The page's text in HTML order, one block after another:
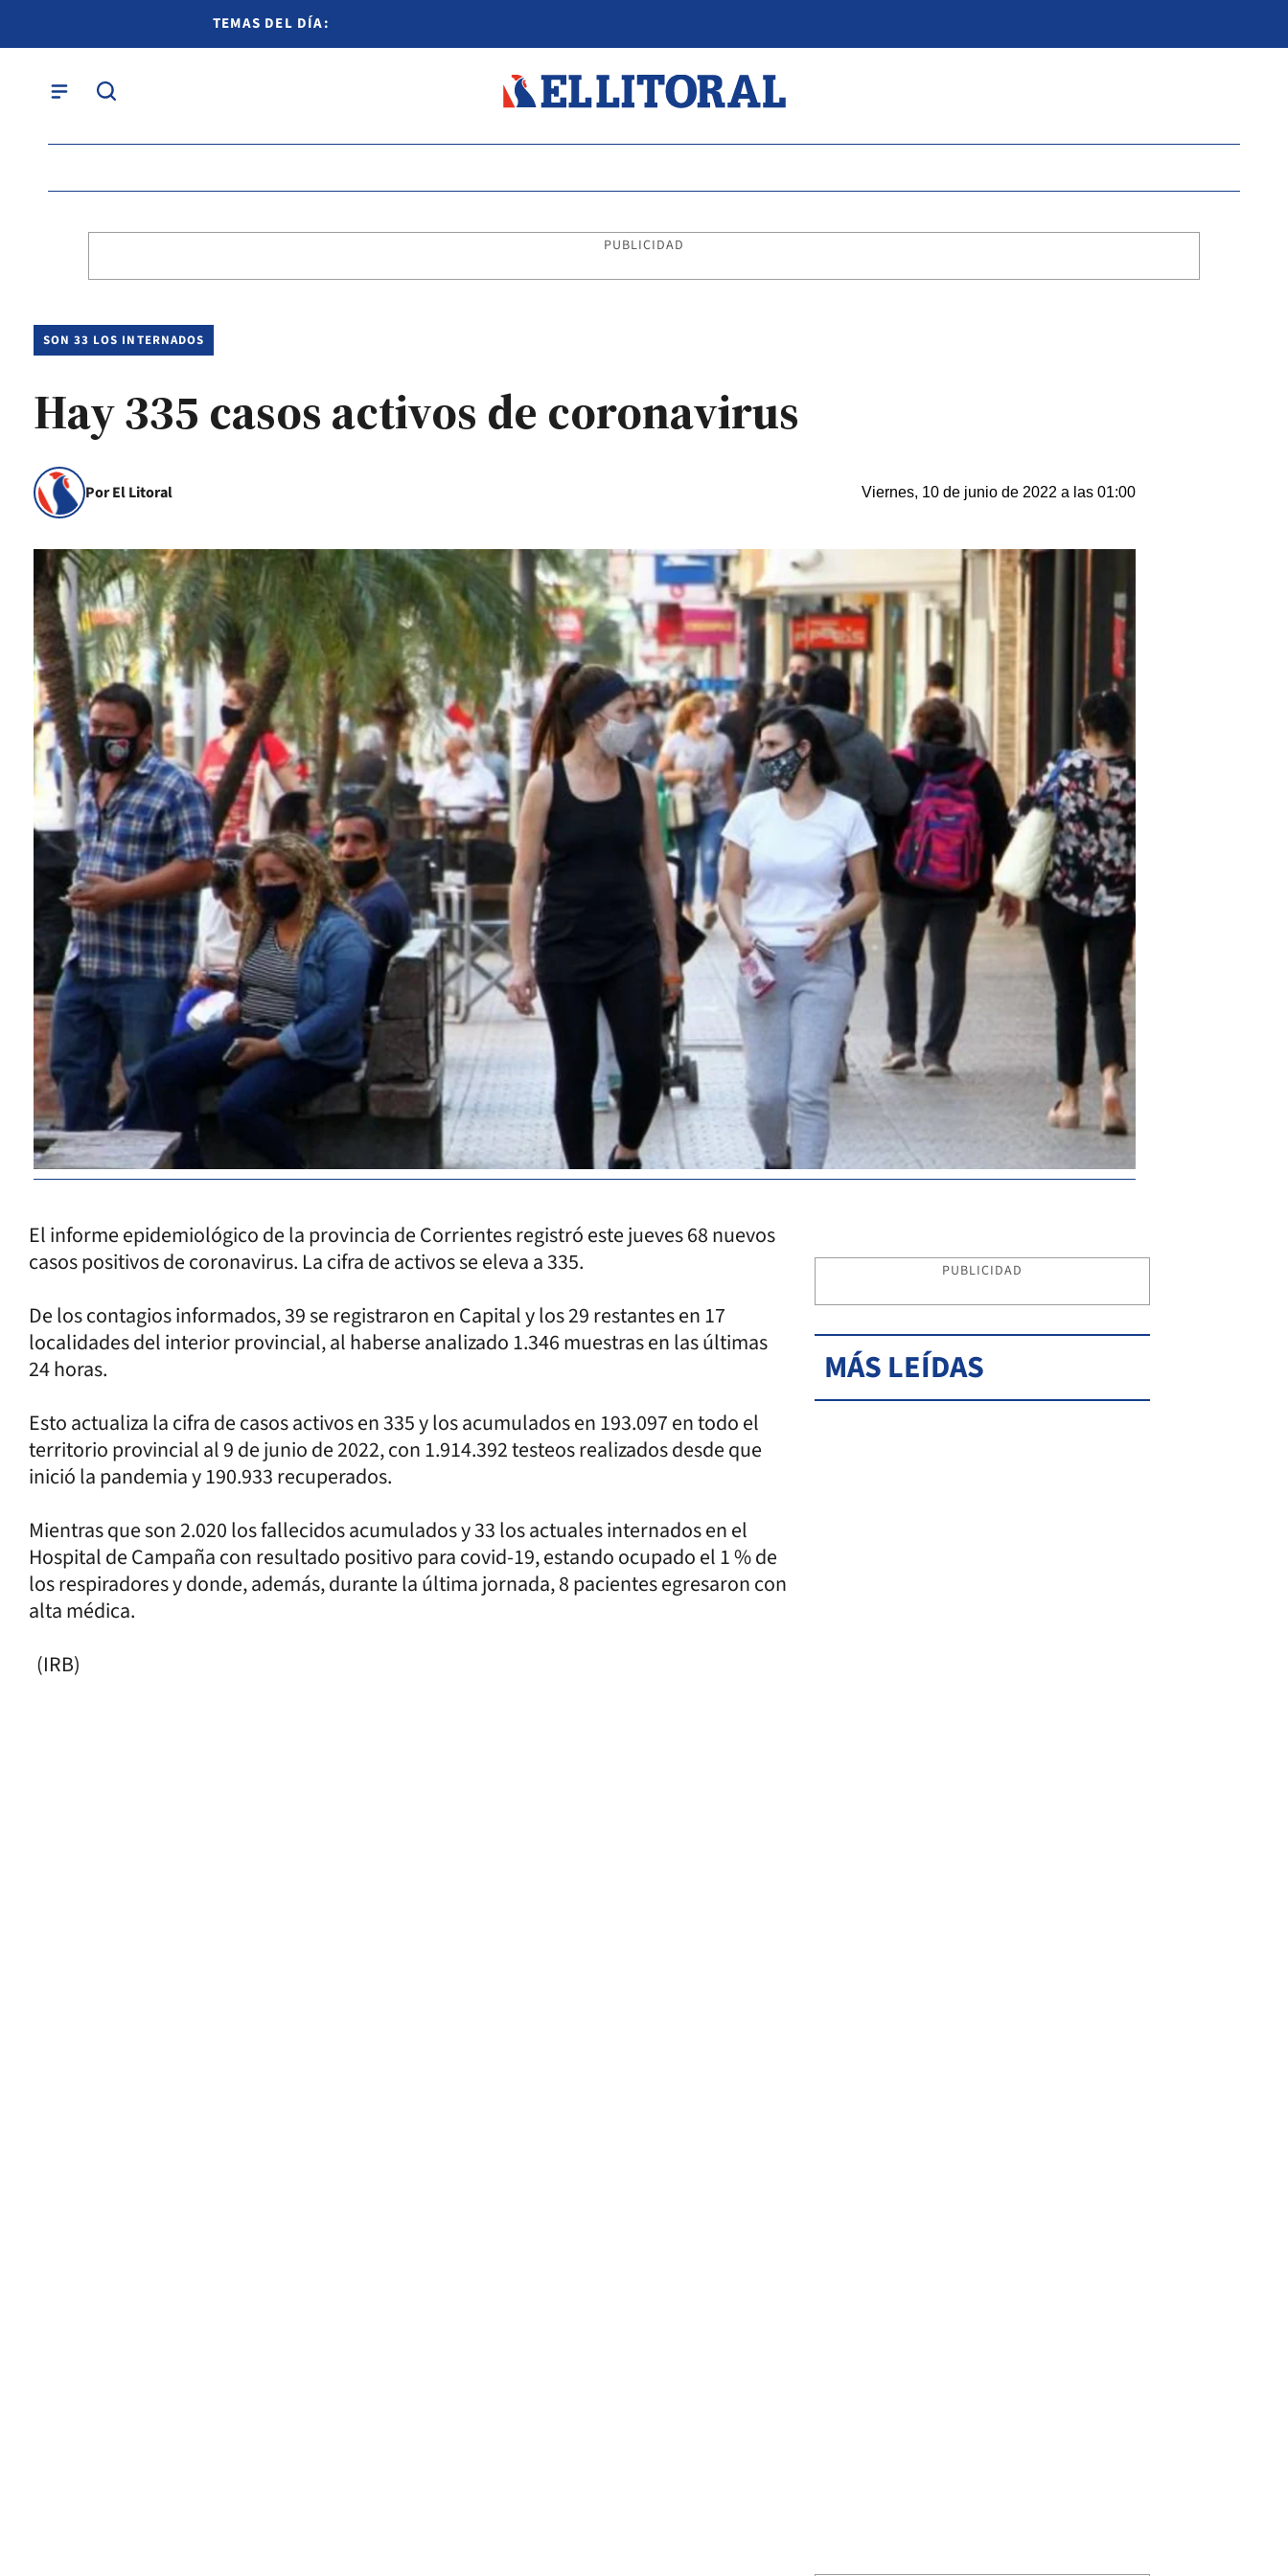
TEMAS DEL DÍA:
PUBLICIDAD
SON 33 LOS INTERNADOS
Hay 335 casos activos de coronavirus
Por El Litoral Viernes, 10 de junio de 2022 a las 01:00
El informe epidemiológico de la provincia de Corrientes registró este jueves 68 nuevos
casos positivos de coronavirus. La cifra de activos se eleva a 335.
De los contagios informados, 39 se registraron en Capital y los 29 restantes en 17
localidades del interior provincial, al haberse analizado 1.346 muestras en las últimas
24 horas.
Esto actualiza la cifra de casos activos en 335 y los acumulados en 193.097 en todo el
territorio provincial al 9 de junio de 2022, con 1.914.392 testeos realizados desde que
inició la pandemia y 190.933 recuperados.
Mientras que son 2.020 los fallecidos acumulados y 33 los actuales internados en el
Hospital de Campaña con resultado positivo para covid-19, estando ocupado el 1 % de
los respiradores y donde, además, durante la última jornada, 8 pacientes egresaron con
alta médica.
(IRB)
PUBLICIDAD
MÁS LEÍDAS